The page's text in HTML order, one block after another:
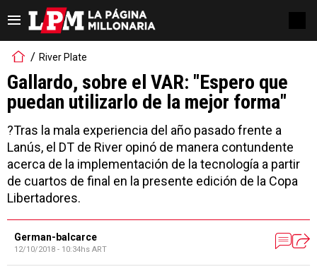
River Plate
Gallardo, sobre el VAR: "Espero que
puedan utilizarlo de la mejor forma"
?Tras la mala experiencia del año pasado frente a
Lanús, el DT de River opinó de manera contundente
acerca de la implementación de la tecnología a partir
de cuartos de final en la presente edición de la Copa
Libertadores.
German-balcarce
12/10/2018 - 10:34hs ART